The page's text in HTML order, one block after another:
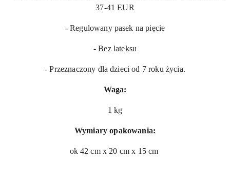
37-41 EUR
- Regulowany pasek na pięcie
- Bez lateksu
- Przeznaczony dla dzieci od 7 roku życia.
Waga:
1 kg
Wymiary opakowania:
ok 42 cm x 20 cm x 15 cm